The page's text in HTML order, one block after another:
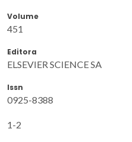
Volume
451
Editora
ELSEVIER SCIENCE SA
Issn
0925-8388
1-2